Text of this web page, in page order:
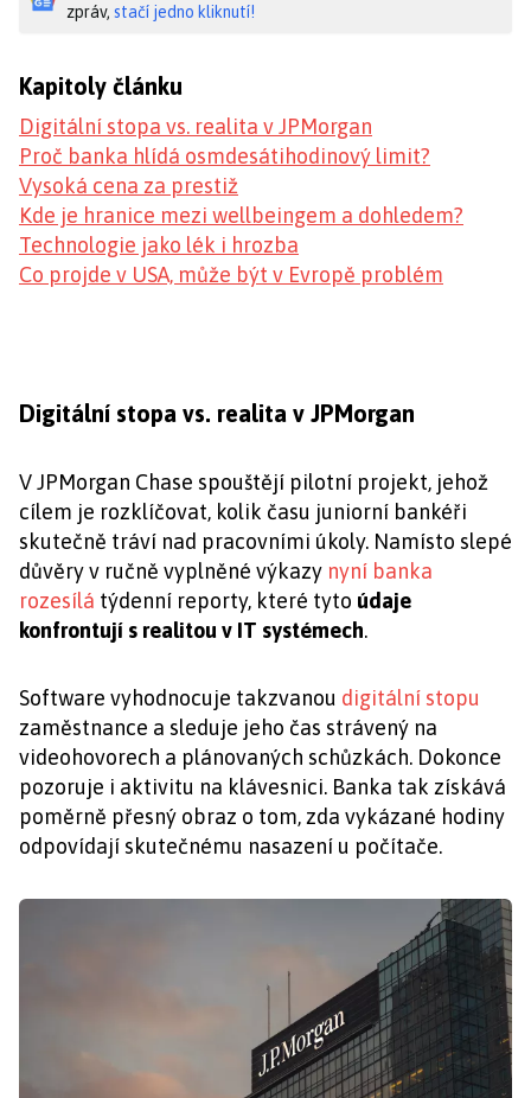
zpráv, stačí jedno kliknutí!
Kapitoly článku
Digitální stopa vs. realita v JPMorgan
Proč banka hlídá osmdesátihodinový limit?
Vysoká cena za prestiž
Kde je hranice mezi wellbeingem a dohledem?
Technologie jako lék i hrozba
Co projde v USA, může být v Evropě problém
Digitální stopa vs. realita v JPMorgan
V JPMorgan Chase spouštějí pilotní projekt, jehož
cílem je rozklíčovat, kolik času juniorní bankéři
skutečně tráví nad pracovními úkoly. Namísto slepé
důvěry v ručně vyplněné výkazy nyní banka
rozesílá týdenní reporty, které tyto údaje
konfrontují s realitou v IT systémech.
Software vyhodnocuje takzvanou digitální stopu
zaměstnance a sleduje jeho čas strávený na
videohovorech a plánovaných schůzkách. Dokonce
pozoruje i aktivitu na klávesnici. Banka tak získává
poměrně přesný obraz o tom, zda vykázané hodiny
odpovídají skutečnému nasazení u počítače.